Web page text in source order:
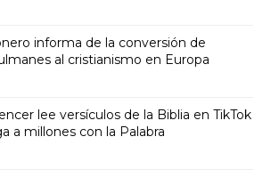
informa de la conversión de
al cristianismo en Europa
lee versículos de la Biblia en TikTok
a millones con la Palabra